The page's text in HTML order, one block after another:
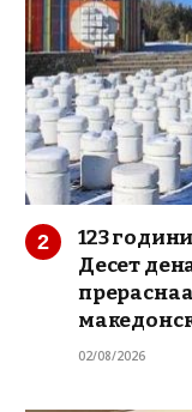
123
Десет
02/08/2026